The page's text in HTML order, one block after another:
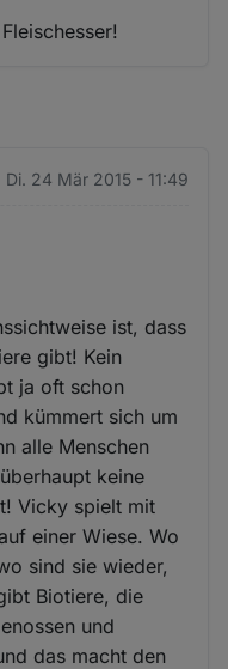
Di. 24 Mär 2015 - 11:49
ist, dass
gibt! Kein
ja oft schon
kümmert sich um
alle Menschen
keine
Vicky spielt mit
einer Wiese. Wo
sind sie wieder,
Biotiere, die
und
das macht den